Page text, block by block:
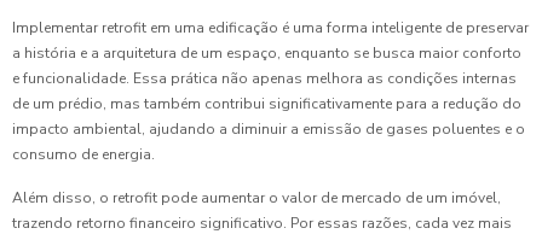
Implementar retrofit em uma edificação é uma forma inteligente de preservar
a história e a arquitetura de um espaço, enquanto se busca maior conforto
e funcionalidade. Essa prática não apenas melhora as condições internas
de um prédio, mas também contribui significativamente para a redução do
impacto ambiental, ajudando a diminuir a emissão de gases poluentes e o
consumo de energia.
Além disso, o retrofit pode aumentar o valor de mercado de um imóvel,
trazendo retorno financeiro significativo. Por essas razões, cada vez mais